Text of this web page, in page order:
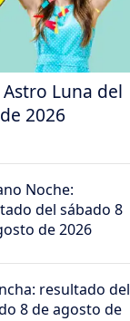
Luna del
2026
Noche:
del sábado 8
de 2026
resultado del
8 de agosto de